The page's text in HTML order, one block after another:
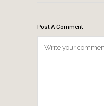
Post A Comment